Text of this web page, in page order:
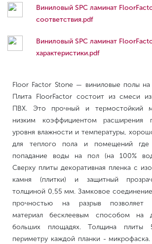
Виниловый SPC ламинат
соответствия.pdf
Виниловый SPC ламинат
характеристики.pdf
Floor Factor Stone — виниловые полы на
Плита FloorFactor состоит из смеси
ПВХ. Это прочный и термостойкий
низким коэффициентом расширения
уровня влажности и температуры,
для теплого пола и помещений где
попадание воды на пол (на 100%
Сверху плиты декоративная пленка с
камня (плитки) и защитный
толщиной 0,55 мм. Замковое
прочностью на разрыв позволяет
материал бесклеевым способом на
больших площадях. Толщина
периметру каждой планки -